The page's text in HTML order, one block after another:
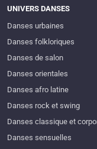
UNIVERS DANSES
Danses urbaines
Danses folkloriques
Danses de salon
Danses orientales
Danses afro latine
Danses rock et swing
Danses classique et
Danses sensuelles